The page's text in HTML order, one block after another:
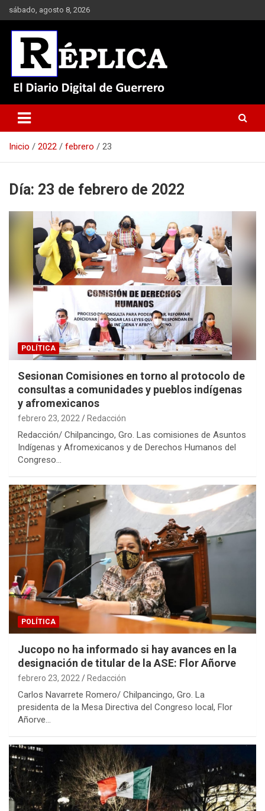
Saltar
al
contenido
sábado, agosto 8, 2026
Réplica
Inicio 2022 febrero 23
Día: 23 de febrero de 2022
POLÍTICA
Sesionan Comisiones en torno al protocolo de
consultas a comunidades y pueblos indígenas
y afromexicanos
febrero 23, 2022 Redacción
Redacción/ Chilpancingo, Gro. Las comisiones de Asuntos
Indígenas y Afromexicanos y de Derechos Humanos del
Congreso…
POLÍTICA
Jucopo no ha informado si hay avances en la
designación de titular de la ASE: Flor Añorve
febrero 23, 2022 Redacción
Carlos Navarrete Romero/ Chilpancingo, Gro. La
presidenta de la Mesa Directiva del Congreso local, Flor
Añorve…